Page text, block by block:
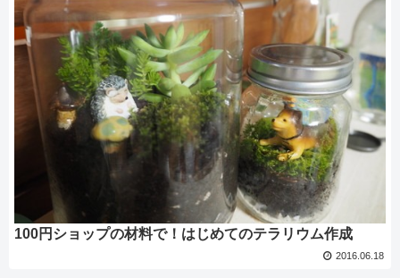
100円ショップの材料で！はじめてのテラリウム作成
2016.06.18